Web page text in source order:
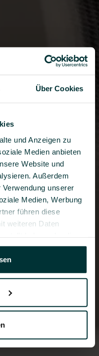
Über Cookies
und Anzeigen zu
Medien anbieten
Website und
Außerdem
unserer
Medien, Werbung
führen diese
weiteren Daten
Dienste gesammelt